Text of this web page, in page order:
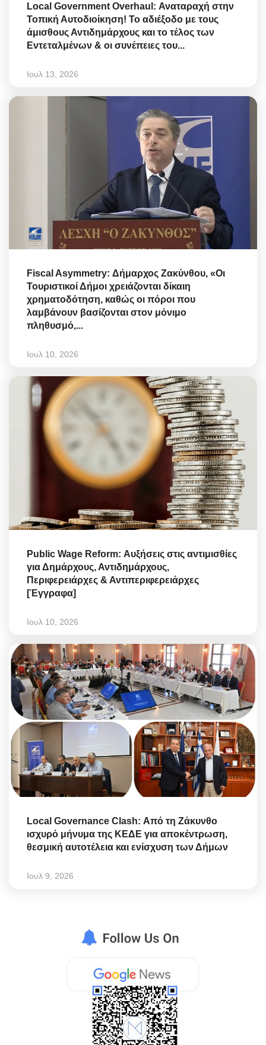
Local Government Overhaul: Αναταραχή στην
Τοπική Αυτοδιοίκηση! Το αδιέξοδο με τους
άμισθους Αντιδημάρχους και το τέλος των
Εντεταλμένων & οι συνέπειες του...
Ιουλ 13, 2026
Fiscal Asymmetry: Δήμαρχος Ζακύνθου, «Οι
Τουριστικοί Δήμοι χρειάζονται δίκαιη
χρηματοδότηση, καθώς οι πόροι που
λαμβάνουν βασίζονται στον μόνιμο
πληθυσμό,...
Ιουλ 10, 2026
Public Wage Reform: Αυξήσεις στις αντιμισθίες
για Δημάρχους, Αντιδημάρχους,
Περιφερειάρχες & Αντιπεριφερειάρχες
[Έγγραφα]
Ιουλ 10, 2026
Local Governance Clash: Από τη Ζάκυνθο
ισχυρό μήνυμα της ΚΕΔΕ για αποκέντρωση,
θεσμική αυτοτέλεια και ενίσχυση των Δήμων
Ιουλ 9, 2026